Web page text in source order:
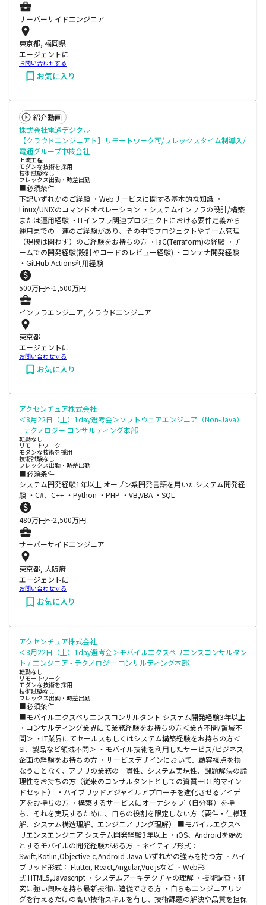
サーバーサイドエンジニア
東京都, 福岡県
エージェントに
お問い合わせする
お気に入り
紹介動画
株式会社電通デジタル
【クラウドエンジニアト】リモートワーク可/フレックスタイム制導入/
電通グループ中核会社
上流工程
モダンな技術を採用
技術試験なし
フレックス出勤・時差出勤
■必須条件
下記いずれかのご経験 ・Webサービスに関する基本的な知識 ・
Linux/UNIXのコマンドオペレーション ・システムインフラの設計/構築
または運用経験 ・ITインフラ関連プロジェクトにおける要件定義から
運用までの一連のご経験があり、その中でプロジェクトやチーム管理
（規模は問わず）のご経験をお持ちの方 ・IaC(Terraform)の経験 ・チ
ームでの開発経験(設計やコードのレビュー経験) ・コンテナ開発経験
・GitHub Actions利用経験
500万円〜1,500万円
インフラエンジニア, クラウドエンジニア
東京都
エージェントに
お問い合わせする
お気に入り
アクセンチュア株式会社
＜8月22日（土）1day選考会＞ソフトウェアエンジニア（Non-Java）
- テクノロジー コンサルティング本部
転勤なし
リモートワーク
モダンな技術を採用
技術試験なし
フレックス出勤・時差出勤
■必須条件
システム開発経験1年以上 オープン系開発言語を用いたシステム開発経
験 ・C#、C++ ・Python ・PHP ・VB,VBA ・SQL
480万円〜2,500万円
サーバーサイドエンジニア
東京都, 大阪府
エージェントに
お問い合わせする
お気に入り
アクセンチュア株式会社
＜8月22日（土）1day選考会＞モバイルエクスペリエンスコンサルタン
ト / エンジニア - テクノロジー コンサルティング本部
転勤なし
リモートワーク
モダンな技術を採用
技術試験なし
フレックス出勤・時差出勤
■必須条件
■モバイルエクスペリエンスコンサルタント システム開発経験3年以上
・コンサルティング業界にて業務経験をお持ちの方＜業界不問/領域不
問＞ ・IT業界にてセールスもしくはシステム構築経験をお持ちの方＜
SI、製品など領域不問＞ ・モバイル技術を利用したサービス/ビジネス
企画の経験をお持ちの方 ・サービスデザインにおいて、顧客視点を損
なうことなく、アプリの業務の一貫性、システム実現性、課題解決の論
理性をお持ちの方（従来のコンサルタントとしての資質＋DT的マイン
ドセット） ・ハイブリッドアジャイルアプローチを進化させるアイデ
アをお持ちの方 ・構築するサービスにオーナシップ（自分事）を持
ち、それを実現するために、自らの役割を限定しない方（要件・仕様理
解、システム構造理解、エンジニアリング理解） ■モバイルエクスペ
リエンスエンジニア システム開発経験3年以上 ・iOS、Androidを始め
とするモバイルの開発経験がある方 ‐ネイティブ形式：
Swift,Kotlin,Objective-c,Android-Java いずれかの強みを持つ方 ‐ハイ
ブリッド形式： Flutter, React,Angular,Vue.jsなど ‐Web形
式:HTML5,Javascript ・システムアーキテクチャの理解 ・技術調査・研
究に強い興味を持ち最新技術に追従できる方 ・自らもエンジニアリン
グを行えるだけの高い技術スキルを有し、技術課題の解決や品質を担保